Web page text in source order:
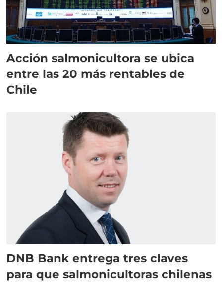
Acción salmonicultora se ubica
entre las 20 más rentables de
Chile
DNB Bank entrega tres claves
para que salmonicultoras chilenas